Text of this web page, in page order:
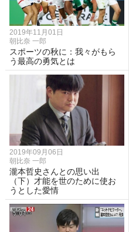
2019年11月01日
朝比奈 一郎
スポーツの秋に：我々がもら
う最高の勇気とは
2019年09月06日
朝比奈 一郎
瀧本哲史さんとの思い出
（下）才能を世のために使お
うとした愛情